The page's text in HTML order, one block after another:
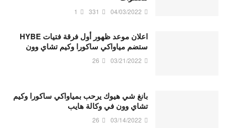
04/03/2022
331
1
اعلان موعد ظهور أول فرقة فتيات HYBE
ستضم مياواكي ساكورا وكيم تشاي وون
03/21/2022
26
بانغ شي هيوك يرحب بمياواكي ساكورا وكيم
تشاي وون في وكالة هايب
03/14/2022
26